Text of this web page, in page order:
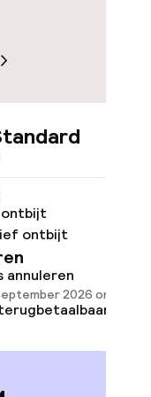
ontbijt
ontbijt
annuleren
2026 om 21:59